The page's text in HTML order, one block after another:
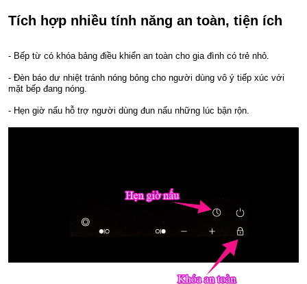
Tích hợp nhiều tính năng an toàn, tiện ích
- Bếp từ có khóa bảng điều khiển an toàn cho gia đình có trẻ nhỏ.
- Đèn báo dư nhiệt tránh nóng bỏng cho người dùng vô ý tiếp xúc với
mặt bếp đang nóng.
- Hẹn giờ nấu hỗ trợ người dùng đun nấu những lúc bận rộn.